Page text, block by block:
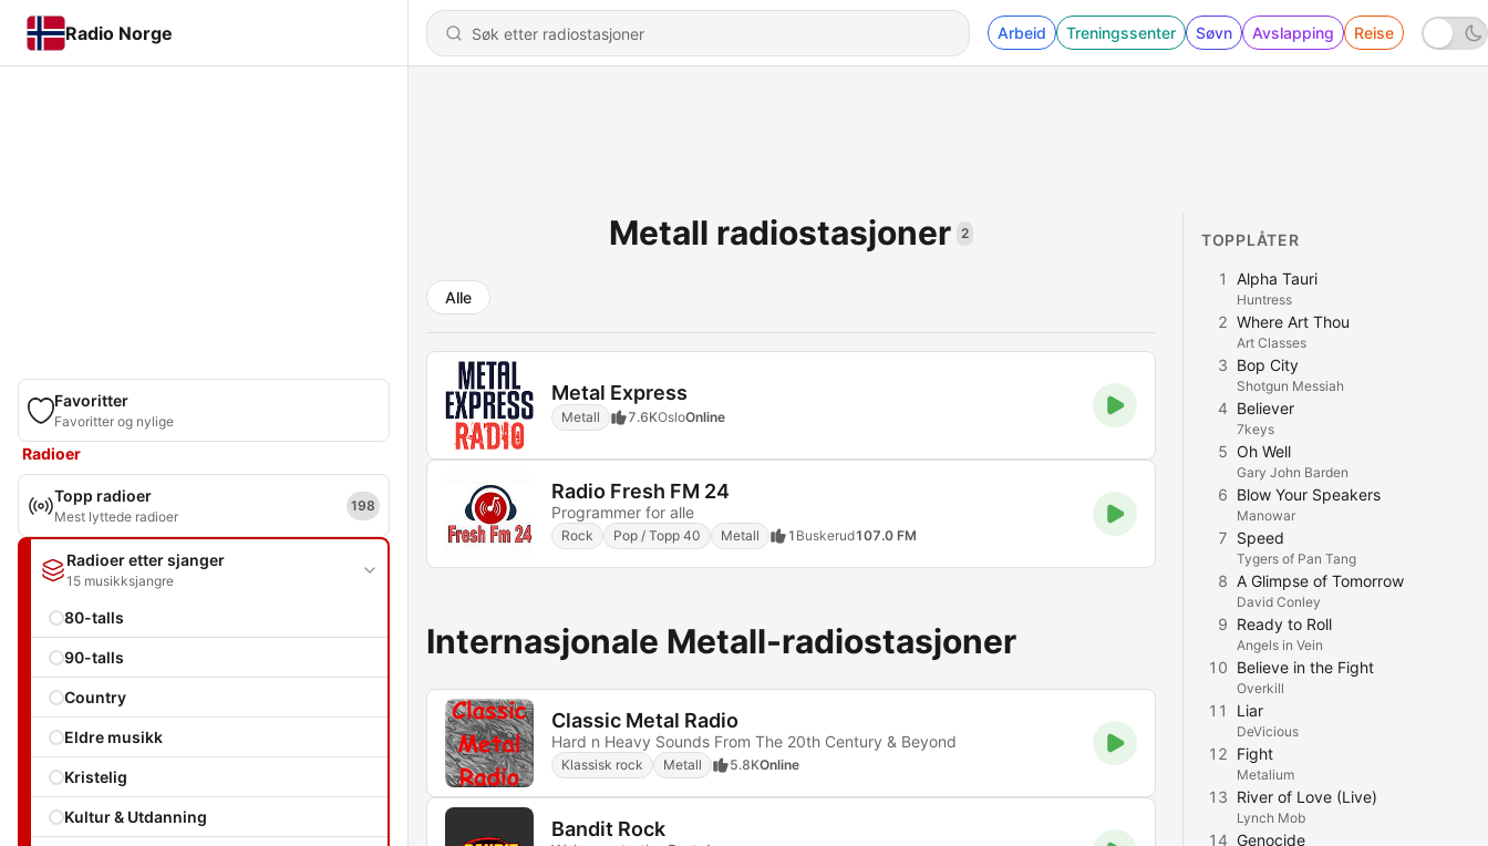
Radio Norge Arbeid Treningssenter Søvn Avslapping Reise
Favoritter
Favoritter og nylige
Radioer
Topp radioer
Mest lyttede radioer
198
Radioer etter sjanger
15 musikksjangre
80-talls
90-talls
Country
Eldre musikk
Kristelig
Kultur & Utdanning
Metall radiostasjoner 2
Alle
Metal Express
Metall 7.6KOsloOnline
Radio Fresh FM 24
Programmer for alle
Rock Pop / Topp 40 Metall 1 Buskerud107.0 FM
Internasjonale Metall-radiostasjoner
Classic Metal Radio
Hard n Heavy Sounds From The 20th Century & Beyond
Klassisk rock Metall 5.8KOnline
Bandit Rock
TOPPLÅTER
1 Alpha Tauri
Huntress
2 Where Art Thou
Art Classes
3 Bop City
Shotgun Messiah
4 Believer
7keys
5 Oh Well
Gary John Barden
6 Blow Your Speakers
Manowar
7 Speed
Tygers of Pan Tang
8 A Glimpse of Tomorrow
David Conley
9 Ready to Roll
Angels in Vein
10 Believe in the Fight
Overkill
11 Liar
DeVicious
12 Fight
Metalium
13 River of Love (Live)
Lynch Mob
14 Genocide